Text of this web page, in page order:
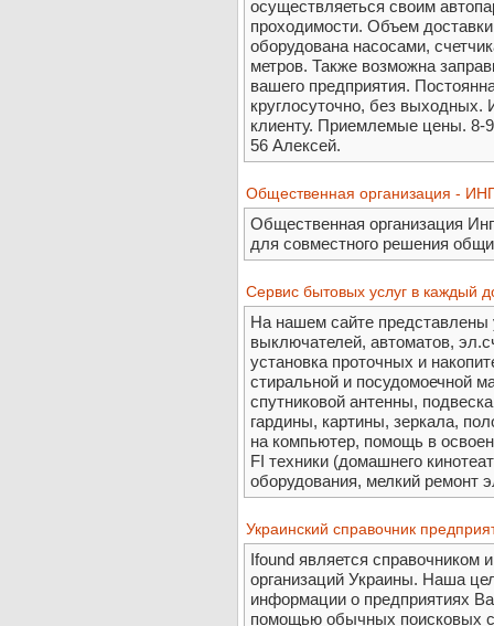
осуществляеться своим
проходимости. Объем
оборудована насосами,
метров. Также возможна
вашего предприятия.
круглосуточно, без
клиенту. Приемлемые цены. 8-
56 Алексей.
Общественная организация -
Общественная организация
для совместного решения
Сервис бытовых услуг в каждый
На нашем сайте представлены
выключателей, автоматов,
установка проточных и
стиральной и посудомоечной
спутниковой антенны,
гардины, картины, зеркала,
на компьютер, помощь в
FI техники (домашнего
оборудования, мелкий ремонт
Украинский справочник
Ifound является справочником
организаций Украины. Наша
информации о предприятиях
помощью обычных поисковых